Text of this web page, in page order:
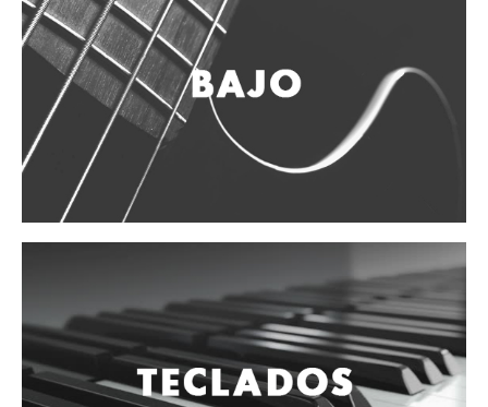
Guiros
Vientos
Accesorios
Micrófonos
Mano alámbrico
Instrumento alámbrico
Inalámbrico de mano
Inalámbrico para instrumento
Estudio
Corro y escenario